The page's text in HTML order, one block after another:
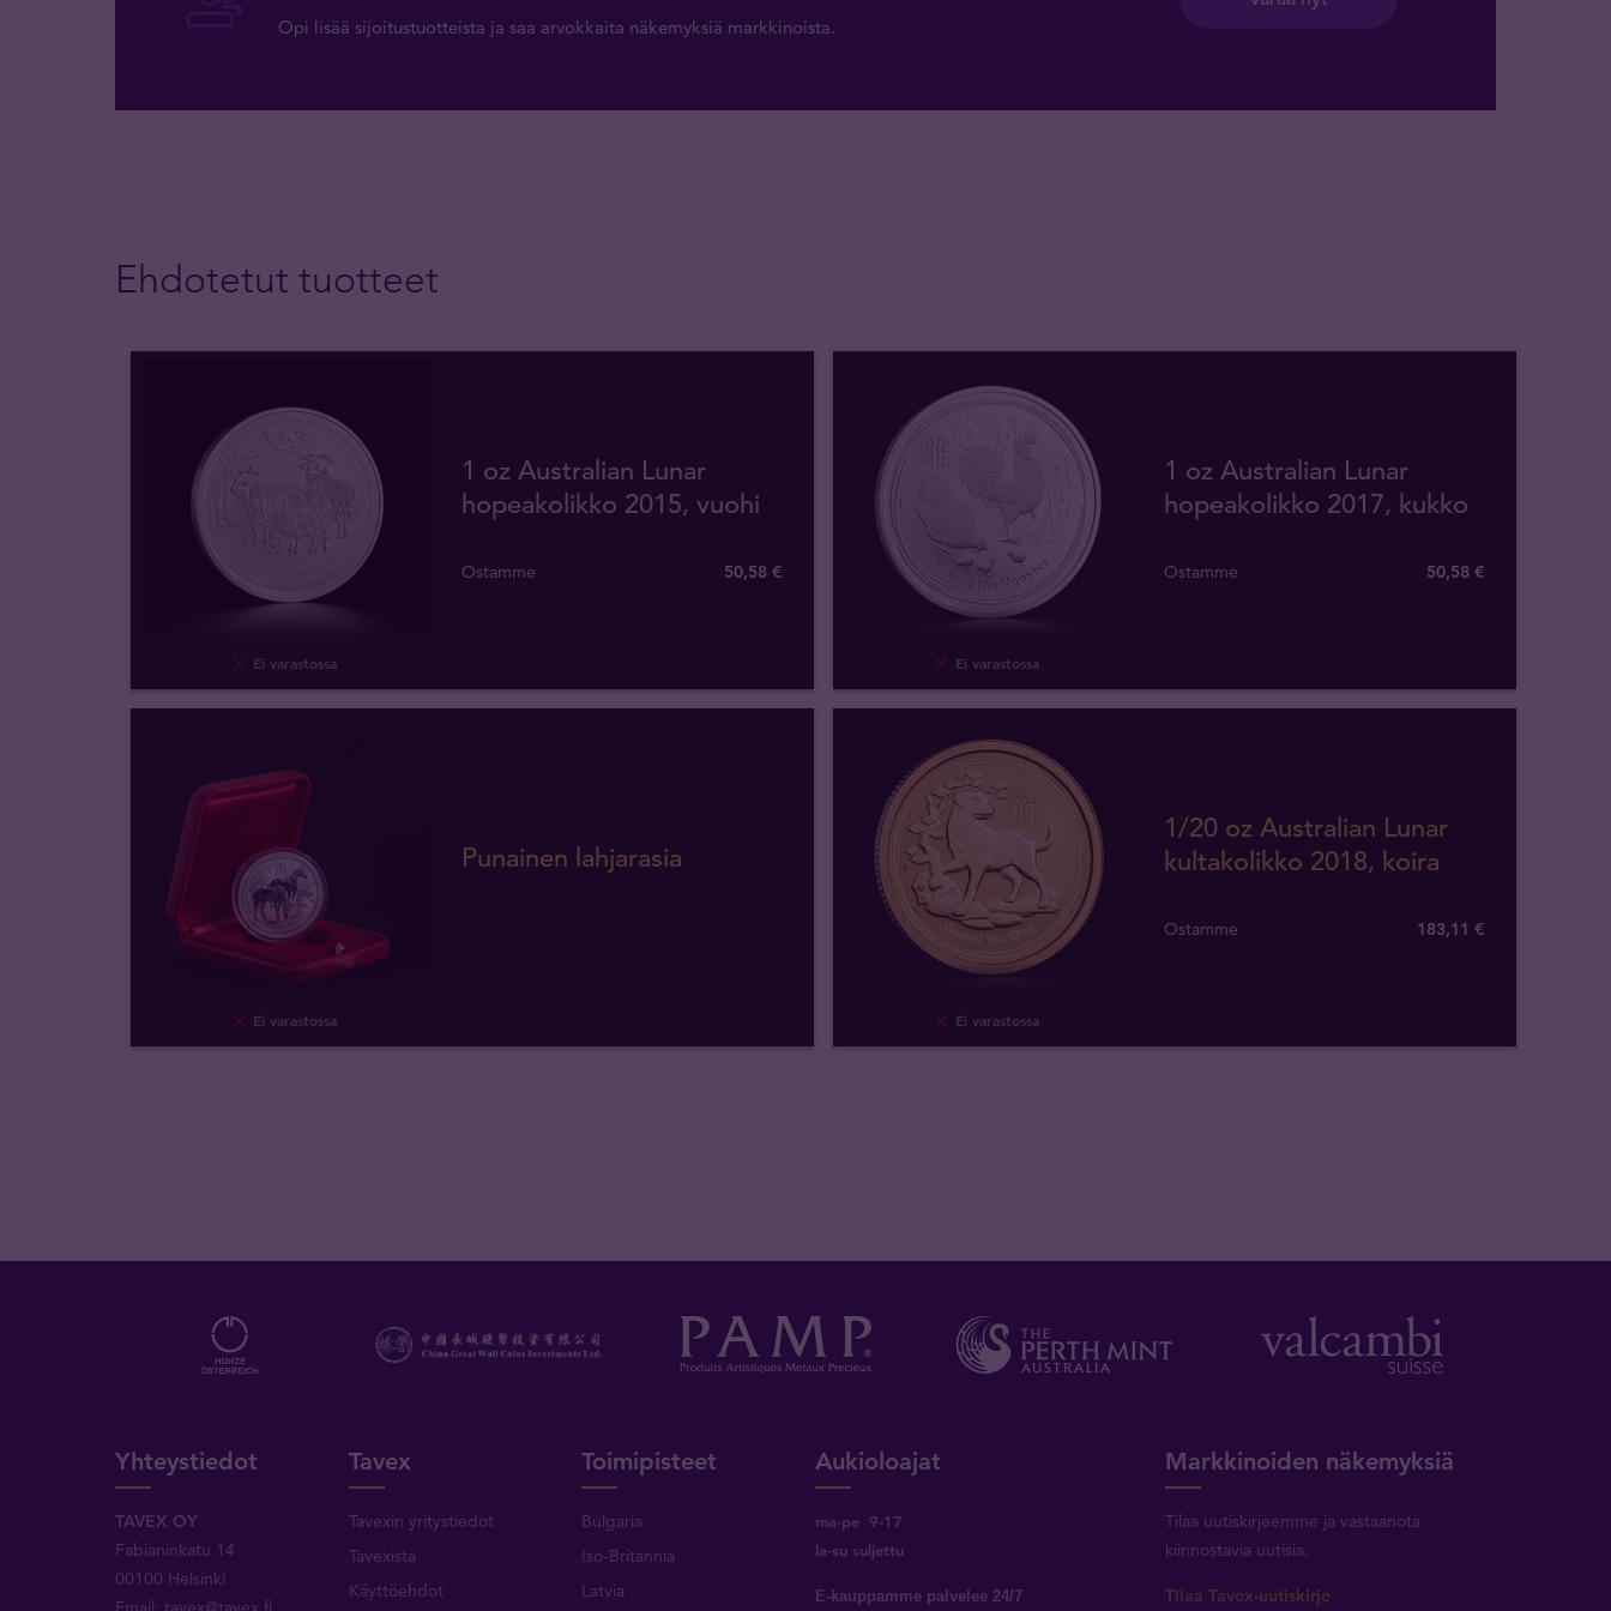
Opi lisää sijoitustuotteista ja saa arvokkaita näkemyksiä markkinoista.
Ehdotetut tuotteet
Ei varastossa
1 oz Australian Lunar
hopeakolikko 2015, vuohi
Ostamme 50,58 €
Ei varastossa
1 oz Australian Lunar
hopeakolikko 2017, kukko
Ostamme 50,58 €
Ei varastossa
Punainen lahjarasia
Ei varastossa
1/20 oz Australian Lunar
kultakolikko 2018, koira
Ostamme 183,11 €
Yhteystiedot
TAVEX OY
Fabianinkatu 14
00100 Helsinki
Tavex
Tavexin yritystiedot
Tavexista
Käyttöehdot
Toimipisteet
Bulgaria
Iso-Britannia
Latvia
Aukioloajat
ma-pe 9-17
la-su suljettu
E-kauppamme palvelee 24/7
Markkinoiden näkemyksiä
Tilaa uutiskirjeemme ja vastaanota
kiinnostavia uutisia.
Tilaa Tavex-uutiskirje